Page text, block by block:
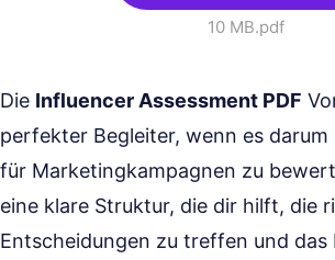
10 MB.pdf
Die Influencer Assessment PDF
perfekter Begleiter, wenn es
für Marketingkampagnen zu
eine klare Struktur, die dir hilft, die
Entscheidungen zu treffen und das